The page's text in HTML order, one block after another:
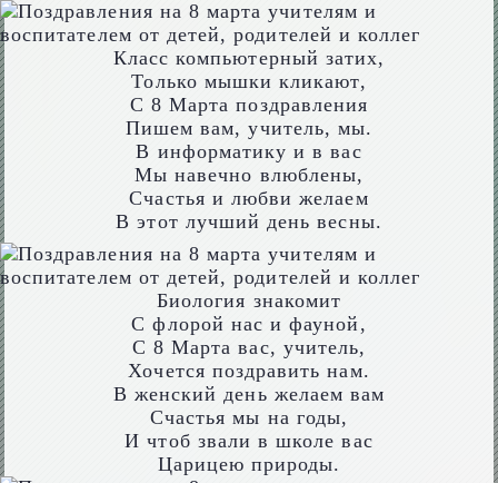
Класс компьютерный затих,
Только мышки кликают,
С 8 Марта поздравления
Пишем вам, учитель, мы.
В информатику и в вас
Мы навечно влюблены,
Счастья и любви желаем
В этот лучший день весны.
Биология знакомит
С флорой нас и фауной,
С 8 Марта вас, учитель,
Хочется поздравить нам.
В женский день желаем вам
Счастья мы на годы,
И чтоб звали в школе вас
Царицею природы.